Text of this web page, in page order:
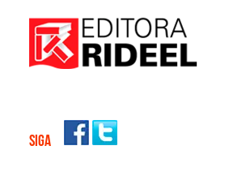
SIGA